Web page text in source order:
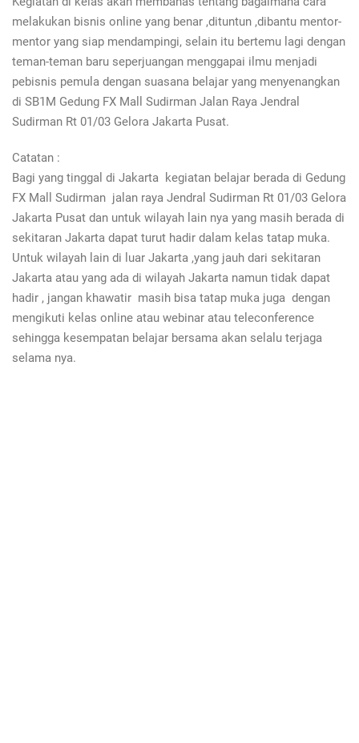
melakukan bisnis online yang benar ,dituntun ,dibantu mentor-
mentor yang siap mendampingi, selain itu bertemu lagi dengan
teman-teman baru seperjuangan menggapai ilmu menjadi
pebisnis pemula dengan suasana belajar yang menyenangkan
di SB1M Gedung FX Mall Sudirman Jalan Raya Jendral
Sudirman Rt 01/03 Gelora Jakarta Pusat.
Catatan :
Bagi yang tinggal di Jakarta kegiatan belajar berada di Gedung
FX Mall Sudirman jalan raya Jendral Sudirman Rt 01/03 Gelora
Jakarta Pusat dan untuk wilayah lain nya yang masih berada di
sekitaran Jakarta dapat turut hadir dalam kelas tatap muka.
Untuk wilayah lain di luar Jakarta ,yang jauh dari sekitaran
Jakarta atau yang ada di wilayah Jakarta namun tidak dapat
hadir , jangan khawatir masih bisa tatap muka juga dengan
mengikuti kelas online atau webinar atau teleconference
sehingga kesempatan belajar bersama akan selalu terjaga
selama nya.